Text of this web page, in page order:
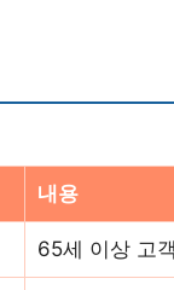
내용
65세 이상 고객